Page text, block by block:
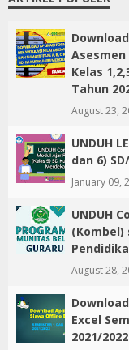
Asesmen
Kelas
Tahun
August 23,
UNDUH
dan 6)
January 09,
UNDUH
(Kombel)
August 28,
Excel
2021/2022